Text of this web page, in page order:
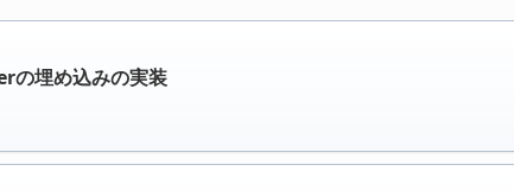
埋め込みの実装